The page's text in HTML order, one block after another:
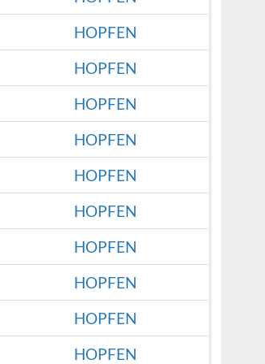
HOPFEN
HOPFEN
HOPFEN
HOPFEN
HOPFEN
HOPFEN
HOPFEN
HOPFEN
HOPFEN
HOPFEN